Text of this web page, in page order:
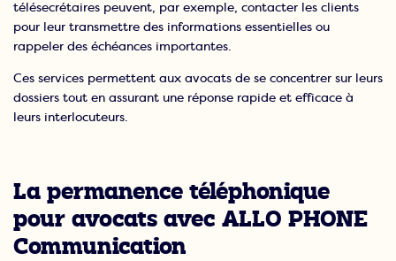
télésecrétaires peuvent, par exemple, contacter les clients
pour leur transmettre des informations essentielles ou
rappeler des échéances importantes.
Ces services permettent aux avocats de se concentrer sur leurs
dossiers tout en assurant une réponse rapide et efficace à
leurs interlocuteurs.
La permanence téléphonique
pour avocats avec ALLO PHONE
Communication